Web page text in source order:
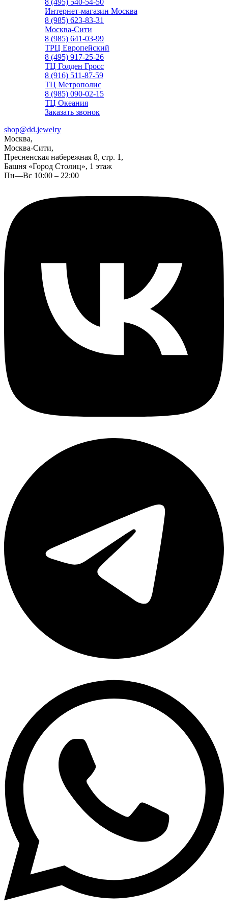
8 (495) 540-54-50
Интернет-магазин Москва
8 (985) 623-83-31
Москва-Сити
8 (985) 641-03-99
ТРЦ Европейский
8 (495) 917-25-26
ТЦ Голден Гросс
8 (916) 511-87-59
ТЦ Метрополис
8 (985) 090-02-15
ТЦ Океания
Заказать звонок
shop@dd.jewelry
Москва,
Москва-Сити,
Пресненская набережная 8, стр. 1,
Башня «Город Столиц», 1 этаж
Пн—Вс 10:00 – 22:00